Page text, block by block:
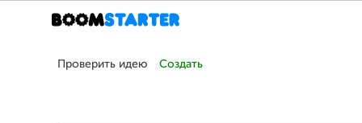
Проверить идею Создать